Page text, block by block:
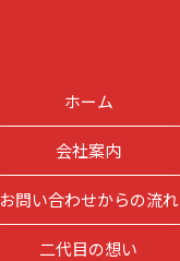
ホーム
会社案内
お問い合わせからの流れ
二代目の想い